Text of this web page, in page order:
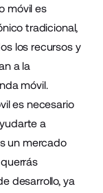
móvil es
tradicional,
los recursos y
a la
móvil.
es necesario
a
un mercado
desarrollo, ya